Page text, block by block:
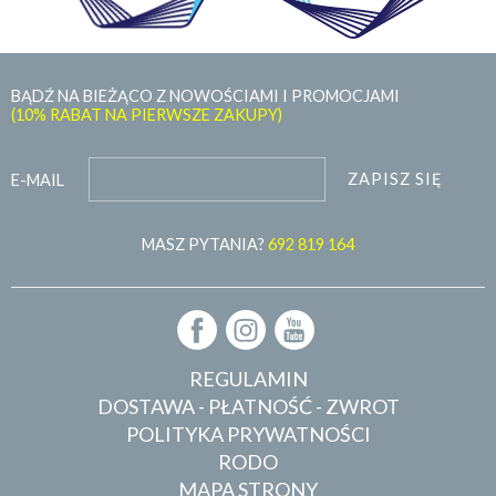
BĄDŹ NA BIEŻĄCO Z NOWOŚCIAMI I PROMOCJAMI
(10% RABAT NA PIERWSZE ZAKUPY)
E-MAIL ZAPISZ SIĘ
MASZ PYTANIA? 692 819 164
REGULAMIN
DOSTAWA - PŁATNOŚĆ - ZWROT
POLITYKA PRYWATNOŚCI
RODO
MAPA STRONY